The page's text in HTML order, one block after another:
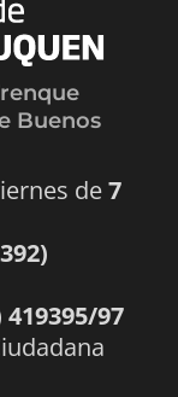
Buenos
de7
419395/97